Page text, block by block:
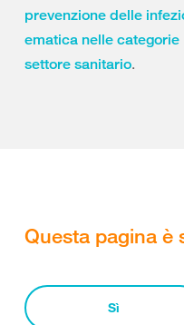
prevenzione delle
ematica nelle
settore sanitario.
Questa pagina è
Sì